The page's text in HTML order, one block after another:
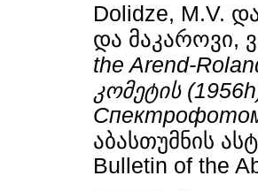
Dolidze, M.V.
და მაკაროვი,
the Arend-
კომეტის
აბასთუმნის
Bulletin of the